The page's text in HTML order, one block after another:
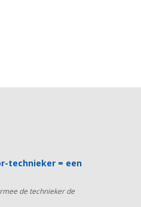
technieker = een
de technieker de